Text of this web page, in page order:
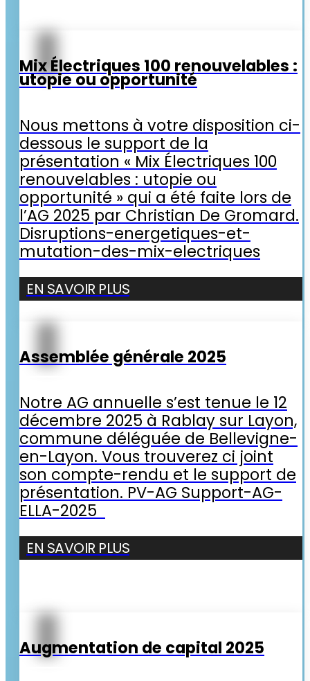
Mix Électriques 100 renouvelables :
utopie ou opportunité
Nous mettons à votre disposition ci-
dessous le support de la
présentation « Mix Électriques 100
renouvelables : utopie ou
opportunité » qui a été faite lors de
l’AG 2025 par Christian De Gromard.
Disruptions-energetiques-et-
mutation-des-mix-electriques
EN SAVOIR PLUS
Assemblée générale 2025
Notre AG annuelle s’est tenue le 12
décembre 2025 à Rablay sur Layon,
commune déléguée de Bellevigne-
en-Layon. Vous trouverez ci joint
son compte-rendu et le support de
présentation. PV-AG Support-AG-
ELLA-2025
EN SAVOIR PLUS
Augmentation de capital 2025